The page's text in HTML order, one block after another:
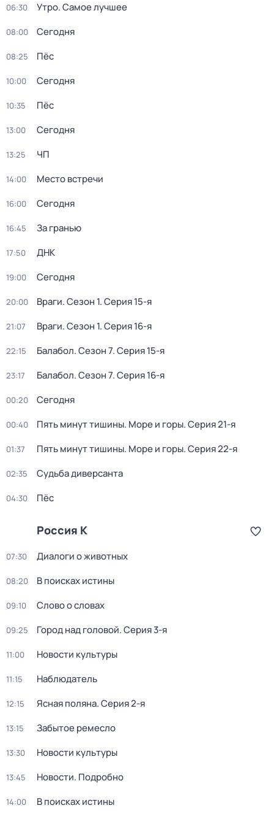
06:30 Утро. Самое лучшее
08:00 Сегодня
08:25 Пёс
10:00 Сегодня
10:35 Пёс
13:00 Сегодня
13:25 ЧП
14:00 Место встречи
16:00 Сегодня
16:45 За гранью
17:50 ДНК
19:00 Сегодня
20:00 Враги. Сезон 1. Серия 15-я
21:07 Враги. Сезон 1. Серия 16-я
22:15 Балабол. Сезон 7. Серия 15-я
23:17 Балабол. Сезон 7. Серия 16-я
00:20 Сегодня
00:40 Пять минут тишины. Море и горы. Серия 21-я
01:37 Пять минут тишины. Море и горы. Серия 22-я
02:35 Судьба диверсанта
04:30 Пёс
Россия К
07:30 Диалоги о животных
08:20 В поисках истины
09:10 Слово о словах
09:25 Город над головой. Серия 3-я
11:00 Новости культуры
11:15 Наблюдатель
12:15 Ясная поляна. Серия 2-я
13:15 Забытое ремесло
13:30 Новости культуры
13:45 Новости. Подробно
14:00 В поисках истины